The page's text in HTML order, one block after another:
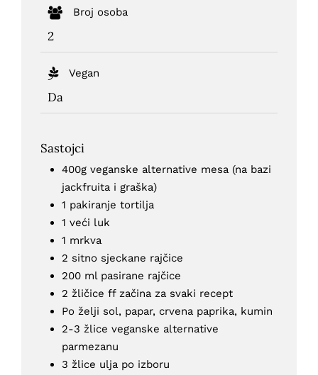
Broj osoba
2
Vegan
Da
Sastojci
400g veganske alternative mesa (na bazi
jackfruita i graška)
1 pakiranje tortilja
1 veći luk
1 mrkva
2 sitno sjeckane rajčice
200 ml pasirane rajčice
2 žličice ff začina za svaki recept
Po želji sol, papar, crvena paprika, kumin
2-3 žlice veganske alternative
parmezanu
3 žlice ulja po izboru